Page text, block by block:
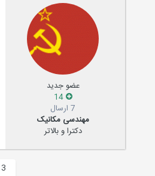
عضو جدید
14
7 ارسال
مهندسی مکانیک
دکترا و بالاتر
3 ماه بعد...